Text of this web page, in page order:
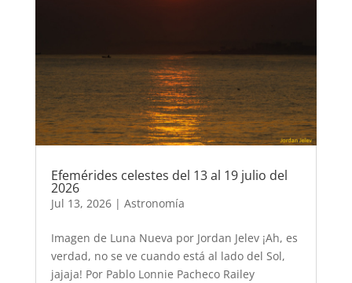
Efemérides celestes del 13 al 19 julio del
2026
Jul 13, 2026| Astronomía
Imagen de Luna Nueva por Jordan Jelev ¡Ah, es
verdad, no se ve cuando está al lado del Sol,
jajaja! Por Pablo Lonnie Pacheco Railey